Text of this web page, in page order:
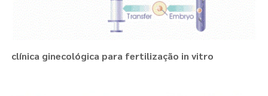
clínica ginecológica para fertilização in vitro